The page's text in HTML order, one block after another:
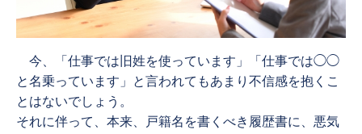
今、「仕事では旧姓を使っています」「仕事では◯◯
と名乗っています」と言われてもあまり不信感を抱くこ
とはないでしょう。
それに伴って、本来、戸籍名を書くべき履歴書に、悪気